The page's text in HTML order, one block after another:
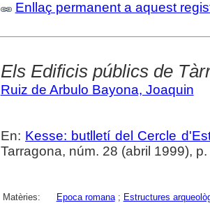
Enllaç permanent a aquest
Els Edificis públics de
Ruiz de Arbulo Bayona, Joaquin
En: Kesse: butlletí del Cercle
Tarragona, núm. 28 (abril 1999),
Matèries: Epoca romana; Estructures